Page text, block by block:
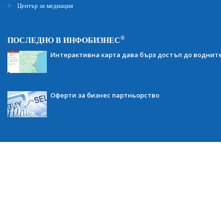
Център за медиация
ПОСЛЕДНО В ИНФОБИЗНЕС®
Интерактивна карта дава бърз достъп до
Оферти за бизнес партньорство